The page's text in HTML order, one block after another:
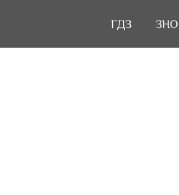
ГДЗ
ГДЗ ЗНО
ЗНО